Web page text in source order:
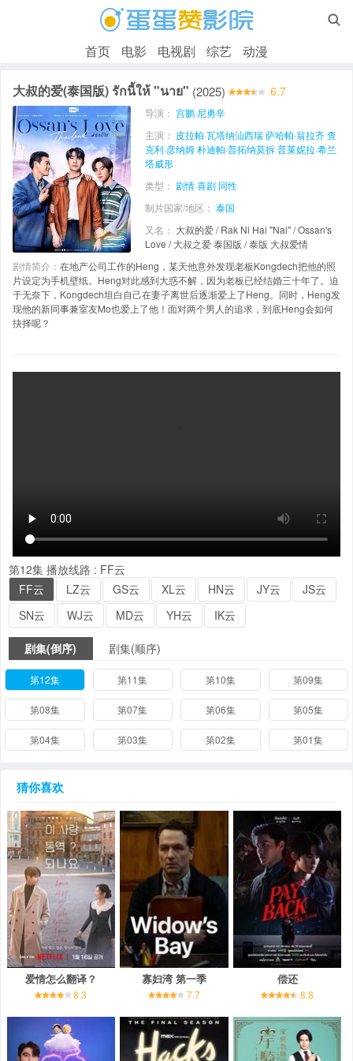

首页 电影 电视剧 综艺 动漫
大叔的爱(泰国版) รักนี้ให้ "นาย" (2025) 6.7
导演： 宫鹏·尼勇辛
主演： 皮拉帕·瓦塔纳汕西瑞萨哈帕·翁拉齐 查
克利·彦纳姆朴迪帕·普拓纳莫拆普莱妮拉·希兰
塔威形
类型： 剧情喜剧 同性
制片国家/地区： 泰国
又名： 大叔的爱 / Rak Ni Hai "Nai" / Ossan's
Love / 大叔之爱 泰国版 / 泰版 大叔爱情
剧情简介： 在地产公司工作的Heng，某天他意外发现老板Kongdech把他的照
片设定为手机壁纸。Heng对此感到大惑不解，因为老板已经结婚三十年了。迫
于无奈下，Kongdech坦白自己在妻子离世后逐渐爱上了Heng。同时，Heng发
现他的新同事兼室友Mo也爱上了他！面对两个男人的追求，到底Heng会如何
抉择呢？
第12集 播放线路 : FF云
FF云
LZ云 GS云 XL云 HN云 JY云
JS云
SN云
WJ云 MD云 YH云 IK云
剧集(倒序) 剧集(顺序)
第12集 第11集 第10集 第09集
第08集 第07集 第06集 第05集
第04集 第03集 第02集 第01集
猜你喜欢
爱情怎么翻译？
8.3
寡妇湾 第一季
7.7
偿还
8.8